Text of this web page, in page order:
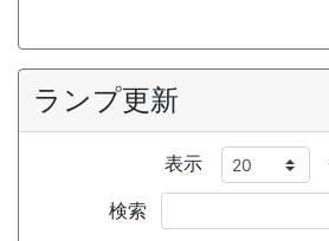
ランプ更新
表示
検索